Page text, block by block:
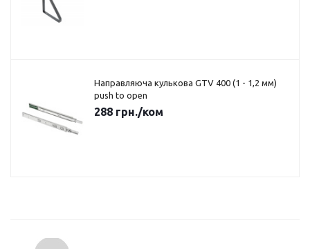
Направляюча кулькова GTV 400 (1 - 1,2 мм)
push to open
288 грн./ком